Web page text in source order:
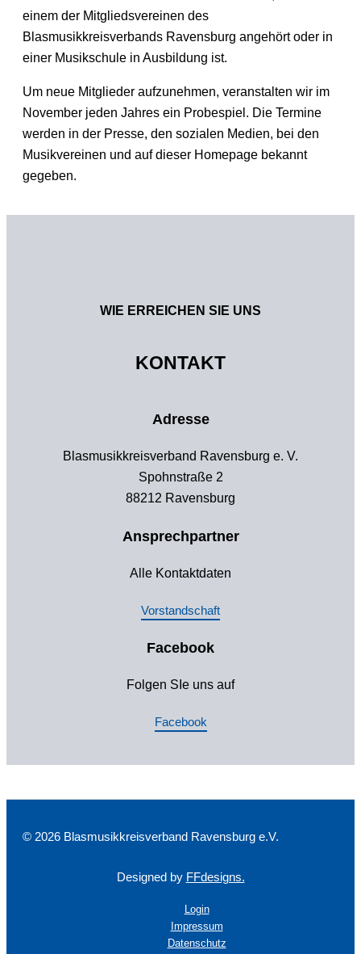
einem der Mitgliedsvereinen des
Blasmusikkreisverbands Ravensburg angehört oder in
einer Musikschule in Ausbildung ist.
Um neue Mitglieder aufzunehmen, veranstalten wir im
November jeden Jahres ein Probespiel. Die Termine
werden in der Presse, den sozialen Medien, bei den
Musikvereinen und auf dieser Homepage bekannt
gegeben.
WIE ERREICHEN SIE UNS
KONTAKT
Adresse
Blasmusikkreisverband Ravensburg e. V.
Spohnstraße 2
88212 Ravensburg
Ansprechpartner
Alle Kontaktdaten
Vorstandschaft
Facebook
Folgen SIe uns auf
Facebook
© 2026 Blasmusikkreisverband Ravensburg e.V.
Designed by FFdesigns.
Login
Impressum
Datenschutz